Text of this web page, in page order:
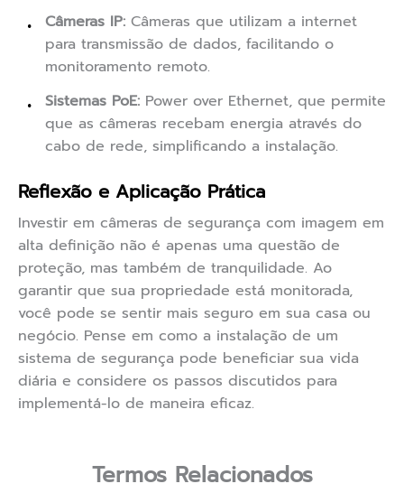
Câmeras IP: Câmeras que utilizam a internet
para transmissão de dados, facilitando o
monitoramento remoto.
Sistemas PoE: Power over Ethernet, que permite
que as câmeras recebam energia através do
cabo de rede, simplificando a instalação.
Reflexão e Aplicação Prática
Investir em câmeras de segurança com imagem em
alta definição não é apenas uma questão de
proteção, mas também de tranquilidade. Ao
garantir que sua propriedade está monitorada,
você pode se sentir mais seguro em sua casa ou
negócio. Pense em como a instalação de um
sistema de segurança pode beneficiar sua vida
diária e considere os passos discutidos para
implementá-lo de maneira eficaz.
Termos Relacionados